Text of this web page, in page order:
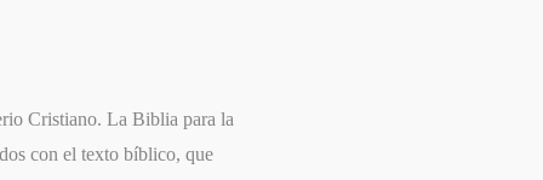
Cristiano. La Biblia para la
con el texto bíblico, que